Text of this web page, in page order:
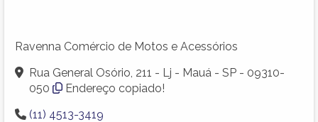
Ravenna Comércio de Motos e Acessórios
Rua General Osório, 211 - Lj - Mauá - SP - 09310-
050
Endereço copiado!
(11) 4513-3419